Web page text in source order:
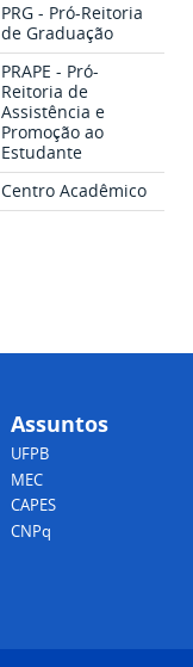
PRG - Pró-Reitoria
de Graduação
PRAPE - Pró-
Reitoria de
Assistência e
Promoção ao
Estudante
Centro Acadêmico
Assuntos
UFPB
MEC
CAPES
CNPq